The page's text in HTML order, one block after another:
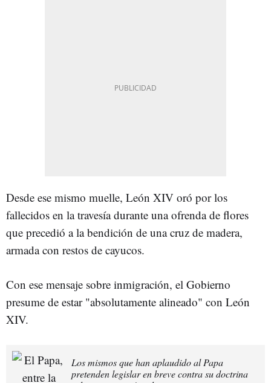
Desde ese mismo muelle, León XIV oró por los
fallecidos en la travesía durante una ofrenda de flores
que precedió a la bendición de una cruz de madera,
armada con restos de cayucos.
Con ese mensaje sobre inmigración, el Gobierno
presume de estar "absolutamente alineado" con León
XIV.
Los mismos que han aplaudido al Papa
pretenden legislar en breve contra su doctrina